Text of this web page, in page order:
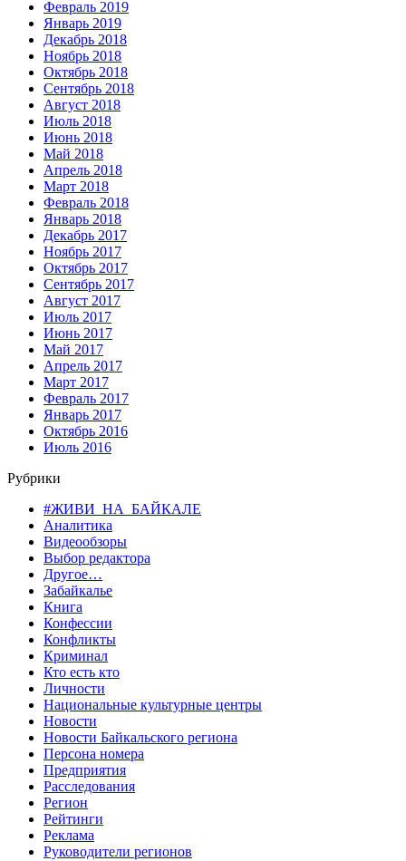
Февраль 2019
Январь 2019
Декабрь 2018
Ноябрь 2018
Октябрь 2018
Сентябрь 2018
Август 2018
Июль 2018
Июнь 2018
Май 2018
Апрель 2018
Март 2018
Февраль 2018
Январь 2018
Декабрь 2017
Ноябрь 2017
Октябрь 2017
Сентябрь 2017
Август 2017
Июль 2017
Июнь 2017
Май 2017
Апрель 2017
Март 2017
Февраль 2017
Январь 2017
Октябрь 2016
Июль 2016
Рубрики
#ЖИВИ_НА_БАЙКАЛЕ
Аналитика
Видеообзоры
Выбор редактора
Другое…
Забайкалье
Книга
Конфессии
Конфликты
Криминал
Кто есть кто
Личности
Национальные культурные центры
Новости
Новости Байкальского региона
Персона номера
Предприятия
Расследования
Регион
Рейтинги
Реклама
Руководители регионов